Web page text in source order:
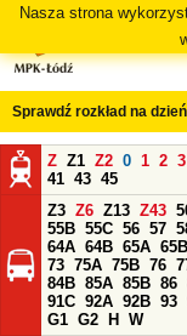
Nasza strona
Sprawdź rozkład na
Z Z1 Z2 0 1 2 3
41 43 45
Z3 Z6 Z13 Z43
55B 55C 56 57
64A 64B 65A 65B
73 75A 75B 76
84B 85A 85B 86
91C 92A 92B 93
G1 G2 H
W